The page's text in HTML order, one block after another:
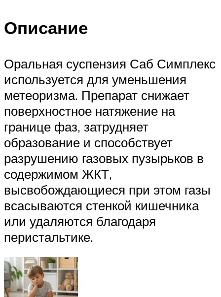
Описание
Оральная суспензия Саб Симплекс
используется для уменьшения
метеоризма. Препарат снижает
поверхностное натяжение на
границе фаз, затрудняет
образование и способствует
разрушению газовых пузырьков в
содержимом ЖКТ,
высвобождающиеся при этом газы
всасываются стенкой кишечника
или удаляются благодаря
перистальтике.